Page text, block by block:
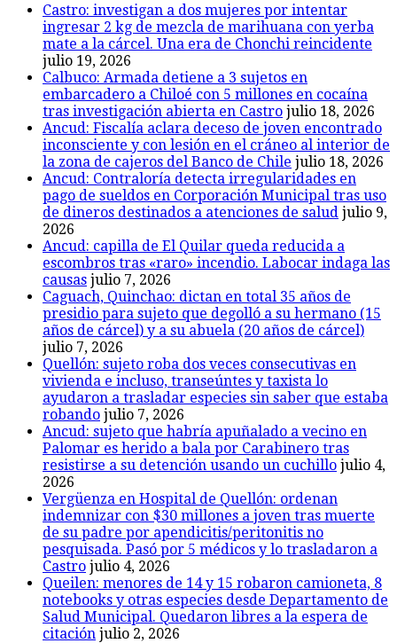
Castro: investigan a dos mujeres por intentar
ingresar 2 kg de mezcla de marihuana con yerba
mate a la cárcel. Una era de Chonchi reincidente
julio 19, 2026
Calbuco: Armada detiene a 3 sujetos en
embarcadero a Chiloé con 5 millones en cocaína
tras investigación abierta en Castro julio 18, 2026
Ancud: Fiscalía aclara deceso de joven encontrado
inconsciente y con lesión en el cráneo al interior de
la zona de cajeros del Banco de Chile julio 18, 2026
Ancud: Contraloría detecta irregularidades en
pago de sueldos en Corporación Municipal tras uso
de dineros destinados a atenciones de salud julio 9,
2026
Ancud: capilla de El Quilar queda reducida a
escombros tras «raro» incendio. Labocar indaga las
causas julio 7, 2026
Caguach, Quinchao: dictan en total 35 años de
presidio para sujeto que degolló a su hermano (15
años de cárcel) y a su abuela (20 años de cárcel)
julio 7, 2026
Quellón: sujeto roba dos veces consecutivas en
vivienda e incluso, transeúntes y taxista lo
ayudaron a trasladar especies sin saber que estaba
robando julio 7, 2026
Ancud: sujeto que habría apuñalado a vecino en
Palomar es herido a bala por Carabinero tras
resistirse a su detención usando un cuchillo julio 4,
2026
Vergüenza en Hospital de Quellón: ordenan
indemnizar con $30 millones a joven tras muerte
de su padre por apendicitis/peritonitis no
pesquisada. Pasó por 5 médicos y lo trasladaron a
Castro julio 4, 2026
Queilen: menores de 14 y 15 robaron camioneta, 8
notebooks y otras especies desde Departamento de
Salud Municipal. Quedaron libres a la espera de
citación julio 2, 2026